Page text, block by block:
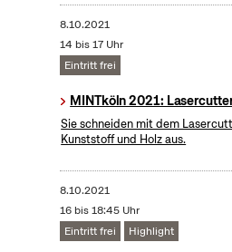
8.10.2021
14 bis 17 Uhr
Eintritt frei
MINTköln 2021:
Sie schneiden mit dem
Kunststoff und Holz aus.
8.10.2021
16 bis 18:45 Uhr
Eintritt frei
Highlight